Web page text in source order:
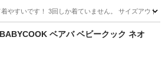
やすいです！ 3回しか着ていません。 サイズアウト
ゆかた
BEABA BABYCOOK ベアバ ベビークック ネオ